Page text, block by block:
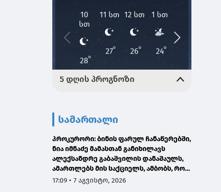
სამართალი
პროკურორი: ბინის ფარულ ჩანაწერებში,
ნია იმნაძე მამასთან განიხილავს
ალექსანდრე გაბაშვილის დანაშაულს,
ამართლებს მის საქციელს, ამბობს, რომ
სხვანაირად ვერ მოიქცეოდა
17:09 • 7 აგვისტო, 2026